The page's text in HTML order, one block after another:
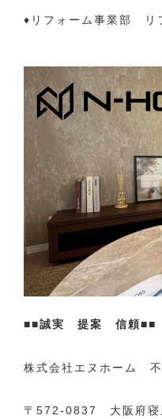
♦リフォーム事業部 リ
■■誠実 提案 信頼■■
株式会社エヌホーム 不
〒572-0837 大阪府寝